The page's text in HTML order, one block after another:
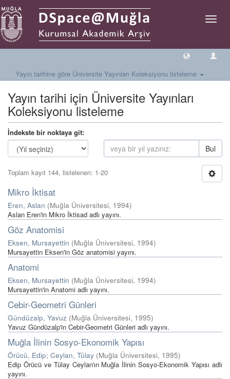
Geçiş
Yayın tarihine göre Üniversite Yayınları Koleksiyonu listeleme
Yayın tarihi için Üniversite Yayınları
Koleksiyonu listeleme
İndekste bir noktaya git:
Bul
Toplam kayıt 144, listelenen: 1-20
Mikro İktisat
Eren, Aslan (Muğla Üniversitesi, 1994)
Aslan Eren'in Mikro İktisad adlı yayını.
Göz Anatomisi
Eksen, Mursayettin (Muğla Üniversitesi, 1994)
Mursayettin Eksen'in Göz anatomisi yayını.
Anatomi
Eksen, Mursayettin (Muğla Üniversitesi, 1994)
Mursayettin'in Anatomi adlı yayını.
Cebir-Geometri Günleri
Gündüzalp, Yavuz (Muğla Üniversitesi, 1995)
Yavuz Gündüzalp'in Cebir-Geometri Günleri adlı yayını.
Muğla İlinin Sosyo-Ekonomik Yapısı
Örücü, Edip; Ceylan, Tülay (Muğla Üniversitesi, 1995)
Edip Örücü ve Tülay Ceylan'ın Muğla İlinin Sosyo-Ekonomik Yapısı adlı
yayını.